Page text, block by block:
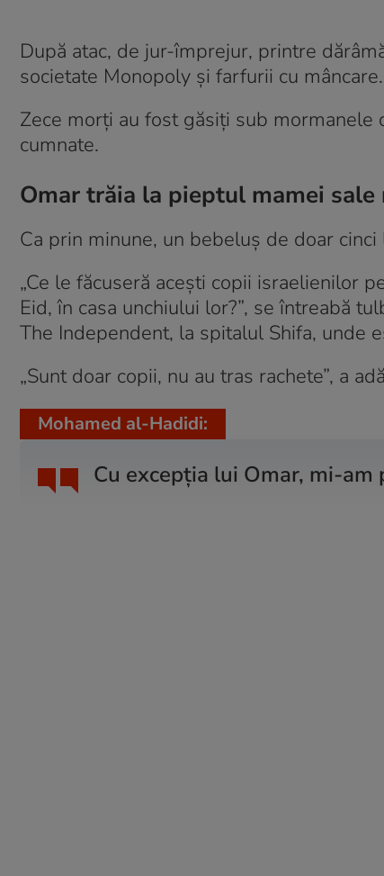
După atac, de jur-împrejur, printre
societate Monopoly și farfurii cu mâncare.
Zece morți au fost găsiți sub mormanele
cumnate.
Omar trăia la pieptul mamei sale
Ca prin minune, un bebeluș de doar cinci
„Ce le făcuseră acești copii israelienilor
Eid, în casa unchiului lor?”, se întreabă
The Independent, la spitalul Shifa, unde
„Sunt doar copii, nu au tras rachete”, a
Cu excepția lui Omar, mi-
Mohamed al-Hadidi: